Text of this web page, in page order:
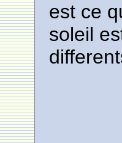
est ce
soleil